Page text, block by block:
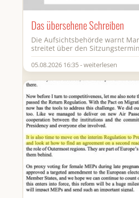
Das übersehene Schreiben
Die Aufsichtsbehörde warnt
streitet über den
05.08.2026 16:35 - weiterlesen